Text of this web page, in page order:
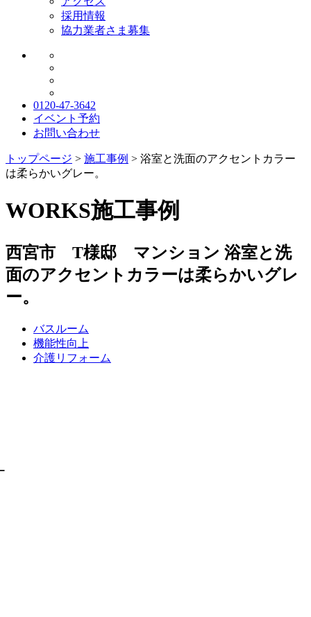
採用情報
協力業者さま募集
0120-47-3642
イベント予約
お問い合わせ
トップページ > 施工事例 > 浴室と洗面のアクセントカラー
は柔らかいグレー。
WORKS施工事例
西宮市 T様邸 マンション 浴室と洗
面のアクセントカラーは柔らかいグレ
ー。
バスルーム
機能性向上
介護リフォーム